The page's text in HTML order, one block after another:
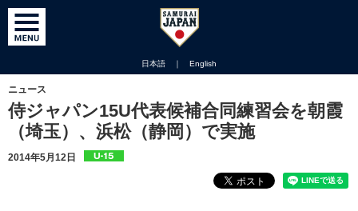
日本語 ｜ English
ニュース
侍ジャパン15U代表候補合同練習会を朝霞
（埼玉）、浜松（静岡）で実施
2014年5月12日